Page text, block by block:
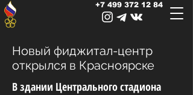
+7 499 372 12 84
Новый фиджитал-центр
открылся в Красноярске
В здании Центрального стадиона